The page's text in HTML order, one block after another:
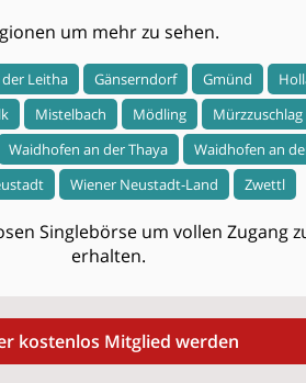
um mehr zu sehen.
Leitha Gänserndorf Gmünd
Mistelbach Mödling Mürzzuschlag
Waidhofen an der Thaya Waidhofen an
Wiener Neustadt-Land Zwettl
Singlebörse um vollen Zugang
erhalten.
kostenlos Mitglied werden